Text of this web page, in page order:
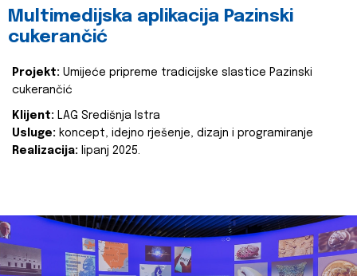
Multimedijska aplikacija Pazinski
cukerančić
Projekt: Umijeće pripreme tradicijske slastice Pazinski
cukerančić
Klijent: LAG Središnja Istra
Usluge: koncept, idejno rješenje, dizajn i programiranje
Realizacija: lipanj 2025.